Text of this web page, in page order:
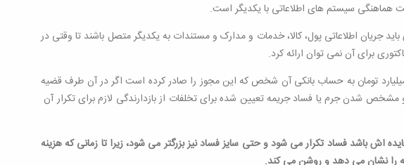
هماهنگی سیستم های اطلاعاتی با یکدیگر است.
جریان اطلاعاتی پول، کالا، خدمات و مدارک و مستندات به یکدیگر متصل باشند تا وقتی در
برای آن نمی توان ارائه کرد.
میلیارد تومان به حساب بانکی آن شخص که این مجوز را صادر کرده است اگر در آن طرف قضیه
مشخص شدن جرم یا فساد جریمه تعیین شده برای تخلفات از بازدارندگی لازم برای تکرار آن
اش باشد فساد تکرار می شود و حتی سایز فساد نیز بزرگتر می شود، زیرا تا زمانی که هزینه
را نشان می دهد و روشن می کند.